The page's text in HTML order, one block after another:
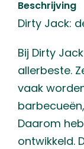
Beschrijving
Dirty Jack:
Bij Dirty
allerbeste.
vaak
Daarom
ontwikkeld.